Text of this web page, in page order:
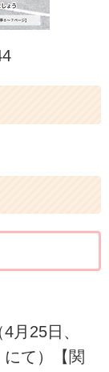
月25日、
て）【関